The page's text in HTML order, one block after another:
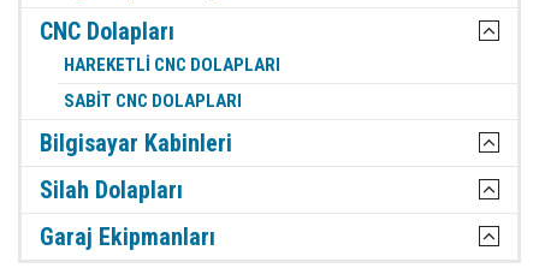
CNC Dolapları
HAREKETLI CNC DOLAPLARI
SABIT CNC DOLAPLARI
Bilgisayar Kabinleri
Silah Dolapları
Garaj Ekipmanları